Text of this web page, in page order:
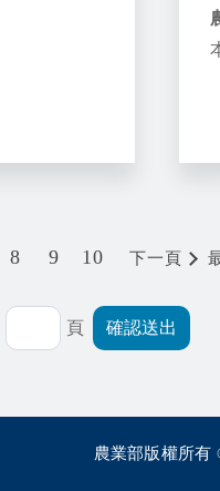
8 9 10 下一頁
頁
農業部版權所